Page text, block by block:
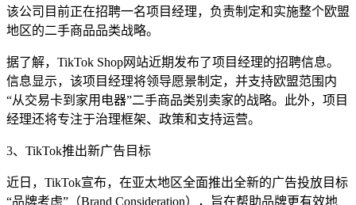
该公司目前正在招聘一名项目经理，负责制定和实施整个欧盟
地区的二手商品品类战略。
据了解，TikTok Shop网站近期发布了项目经理的招聘信息。
信息显示，该项目经理将领导愿景制定，并支持欧盟范围内
“从交易卡到家用电器”二手商品类别卖家的战略。此外，项目
经理还将专注于治理框架、政策和支持运营。
3、TikTok推出新广告目标
近日，TikTok宣布，在亚太地区全面推出全新的广告投放目标
“品牌考虑”（Brand Consideration），旨在帮助品牌更有效地